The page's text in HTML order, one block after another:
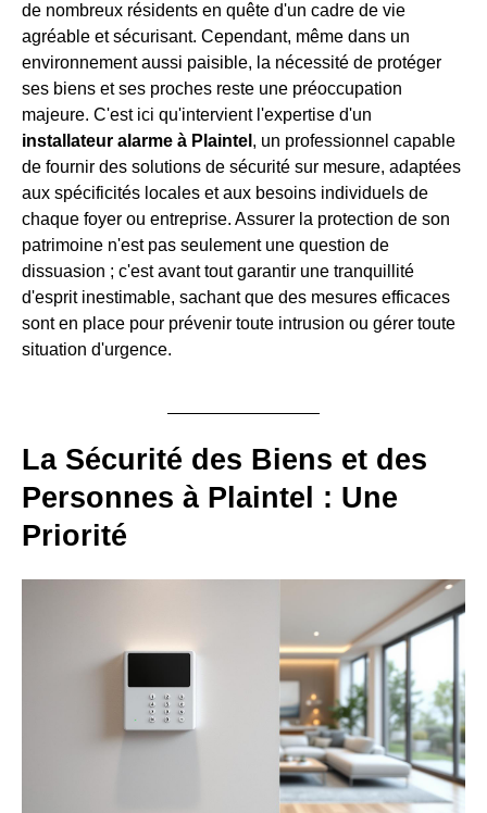
de nombreux résidents en quête d'un cadre de vie
agréable et sécurisant. Cependant, même dans un
environnement aussi paisible, la nécessité de protéger
ses biens et ses proches reste une préoccupation
majeure. C'est ici qu'intervient l'expertise d'un
installateur alarme à Plaintel , un professionnel capable
de fournir des solutions de sécurité sur mesure, adaptées
aux spécificités locales et aux besoins individuels de
chaque foyer ou entreprise. Assurer la protection de son
patrimoine n'est pas seulement une question de
dissuasion ; c'est avant tout garantir une tranquillité
d'esprit inestimable, sachant que des mesures efficaces
sont en place pour prévenir toute intrusion ou gérer toute
situation d'urgence.
La Sécurité des Biens et des
Personnes à Plaintel : Une
Priorité